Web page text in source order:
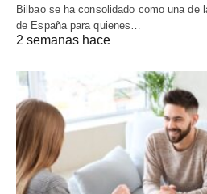
Bilbao se ha consolidado como una de
de España para quienes…
2 semanas hace